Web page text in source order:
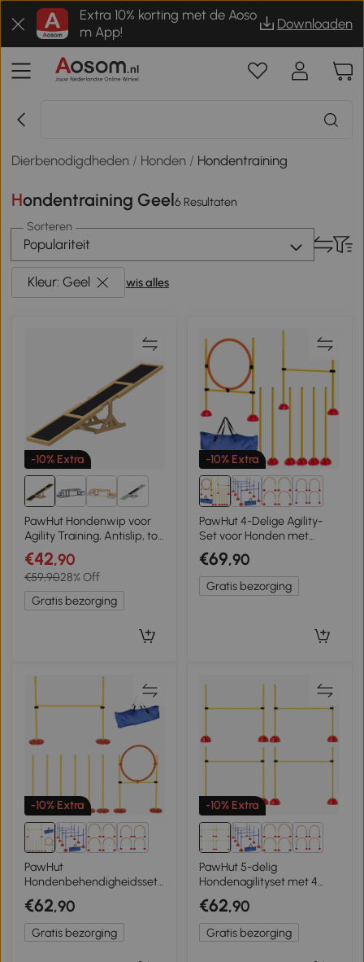
Extra 10% korting met de Aoso
m App!
Downloaden
Dierbenodigdheden / Honden / Hondentraining
Hondentraining Geel6 Resultaten
Sorteren
Populariteit
Kleur: Geel wis alles
-10% Extra
3+
PawHut Hondenwip voor
Agility Training, Antislip, tot
50 kg Belastbaar, 180 x 30 x
30 cm
€42,90
€59,9028% Off
Gratis bezorging
-10% Extra
2+
PawHut 4-Delige Agility-
Set voor Honden met
Vulbare Basis voor Training
€69,90
Gratis bezorging
-10% Extra
PawHut
Hondenbehendigheidsset
3-in-1 training voor
huisdieren inclusief tas
gemakkelijk mee te nemen
€62,90
Gratis bezorging
-10% Extra
PawHut 5-delig
Hondenagilityset met 4
Hordes en Draagtas voor
Sprongtraining, Geel
€62,90
Gratis bezorging